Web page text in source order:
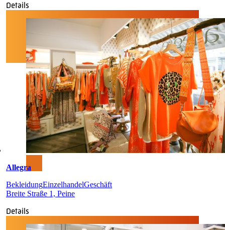
Details
Allegra
BekleidungEinzelhandelGeschäft
Breite Straße 1, Peine
Details